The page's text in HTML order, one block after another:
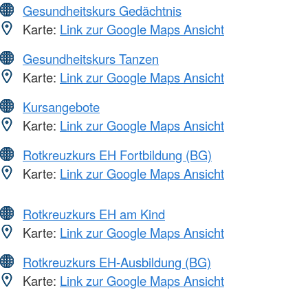
Gesundheitskurs Gedächtnis
Karte: Link zur Google Maps Ansicht
Gesundheitskurs Tanzen
Karte: Link zur Google Maps Ansicht
Kursangebote
Karte: Link zur Google Maps Ansicht
Rotkreuzkurs EH Fortbildung (BG)
Karte: Link zur Google Maps Ansicht
Rotkreuzkurs EH am Kind
Karte: Link zur Google Maps Ansicht
Rotkreuzkurs EH-Ausbildung (BG)
Karte: Link zur Google Maps Ansicht